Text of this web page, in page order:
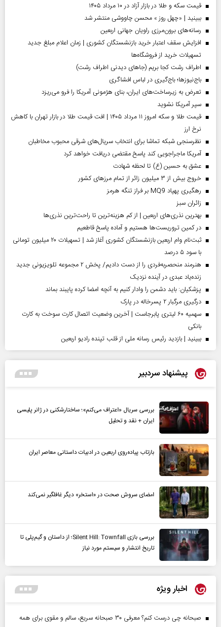
قیمت سکه و طلا در بازار آزاد در ۱۰ مرداد ۱۴۰۵
ببینید | «چهل روز » محسن چاووشی منتشر شد
رسانه‌های برون‌مرزی راویان جهانی اربعین
افزایش سقف اعتبار خرید بازنشستگان کشوری | زمان اعلام مبلغ جدید
تسهیلات خرید از فروشگاه‌ها
اطراف رشت کجا بریم (جاهای دیدنی اطراف رشت)
باج‌نیوزها؛ باج‌گیری در لباس افشاگری
تعرض به زیرساخت‌های ایران، بنای هژمونی آمریکا را فرو می‌ریزد
سپر آمریکا نشوید
قیمت طلا و سکه امروز ۱۱ مرداد ۱۴۰۵ | افت قیمت طلا در بازار تهران با کاهش
نرخ ارز
نظرسنجی شبکه تماشا برای انتخاب سریال‌های شرقی محبوب مخاطبان
آمریکا ماجراجویی کند پاسخ مقتضی دریافت خواهد کرد
عشق به حسین (ع) تا لحظه شهادت
خروج بیش از ۳ میلیون زائر از تمام مرز‌های کشور
رهگیری پهپاد MQ9 بر فراز تنگه هرمز
‌زائران سبز
بهترین نذری‌های اربعین | از کم هزینه‌ترین تا راحت‌ترین نذری‌ها
در کمین تروریست‌ها هستیم و آماده پاسخ قاطعیم
ثبت‌نام وام اربعین بازنشستگان کشوری آغاز شد | تسهیلات ۲۰ میلیون تومانی
با سود ۵ درصد
هنرمند منحصر‌به‌فردی را از دست دادیم/ پخش ۲ مجموعه تلویزیونی جدید
زنده‌یاد عبدی در آینده نزدیک
پزشکیان: باید دشمن را وادار کنیم به آنچه امضا کرده پایبند بماند
درگیری مرگبار ۲ پسرخاله در پارک
سهمیه ۶۰ لیتری پابرجاست | آخرین وضعیت اتصال کارت سوخت به کارت
بانکی
ببینید | بازدید رئیس رسانه ملی از قلب تپنده رادیو اربعین
پیشنهاد سردبیر
بررسی سریال «اعتراف می‌کنم»؛ ساختارشکنی در ژانر پلیسی
ایران + نقد و تحلیل
بازتاب پیاده‌روی اربعین در ادبیات داستانی معاصر ایران
امضای سروش صحت در «استخر» دیگر غافلگیر نمی‌کند
بررسی بازی Silent Hill: Townfall؛ از داستان و گیم‌پلی تا
تاریخ انتشار و سیستم مورد نیاز
اخبار ویژه
صبحانه چی درست کنم؟ معرفی ۳۰ صبحانه سریع، سالم و مقوی برای همه